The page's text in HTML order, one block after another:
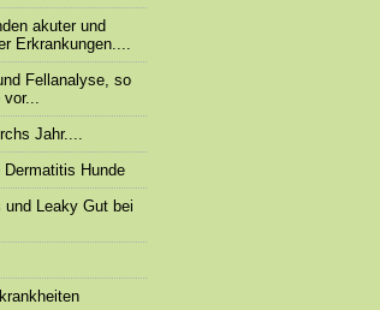
akuter und
Erkrankungen....
Fellanalyse, so
vor...
Jahr....
Hunde
und Leaky Gut bei